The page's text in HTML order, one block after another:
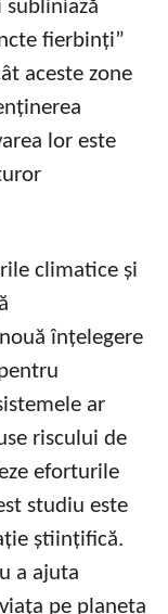
subliniază
fierbinți”
aceste zone
lor este
climatice și
înțelegere
ar
riscului de
eforturile
studiu este
științifică.
a ajuta
pe planeta